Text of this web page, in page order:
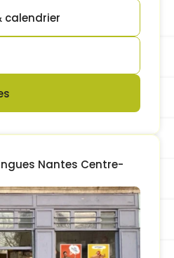
calendrier
Nantes Centre-